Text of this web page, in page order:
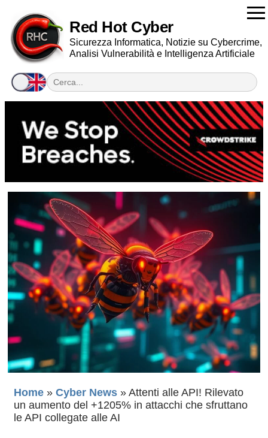
Red Hot Cyber
Sicurezza Informatica, Notizie su Cybercrime,
Analisi Vulnerabilità e Intelligenza Artificiale
Home » Cyber News » Attenti alle API! Rilevato
un aumento del +1205% in attacchi che sfruttano
le API collegate alle AI